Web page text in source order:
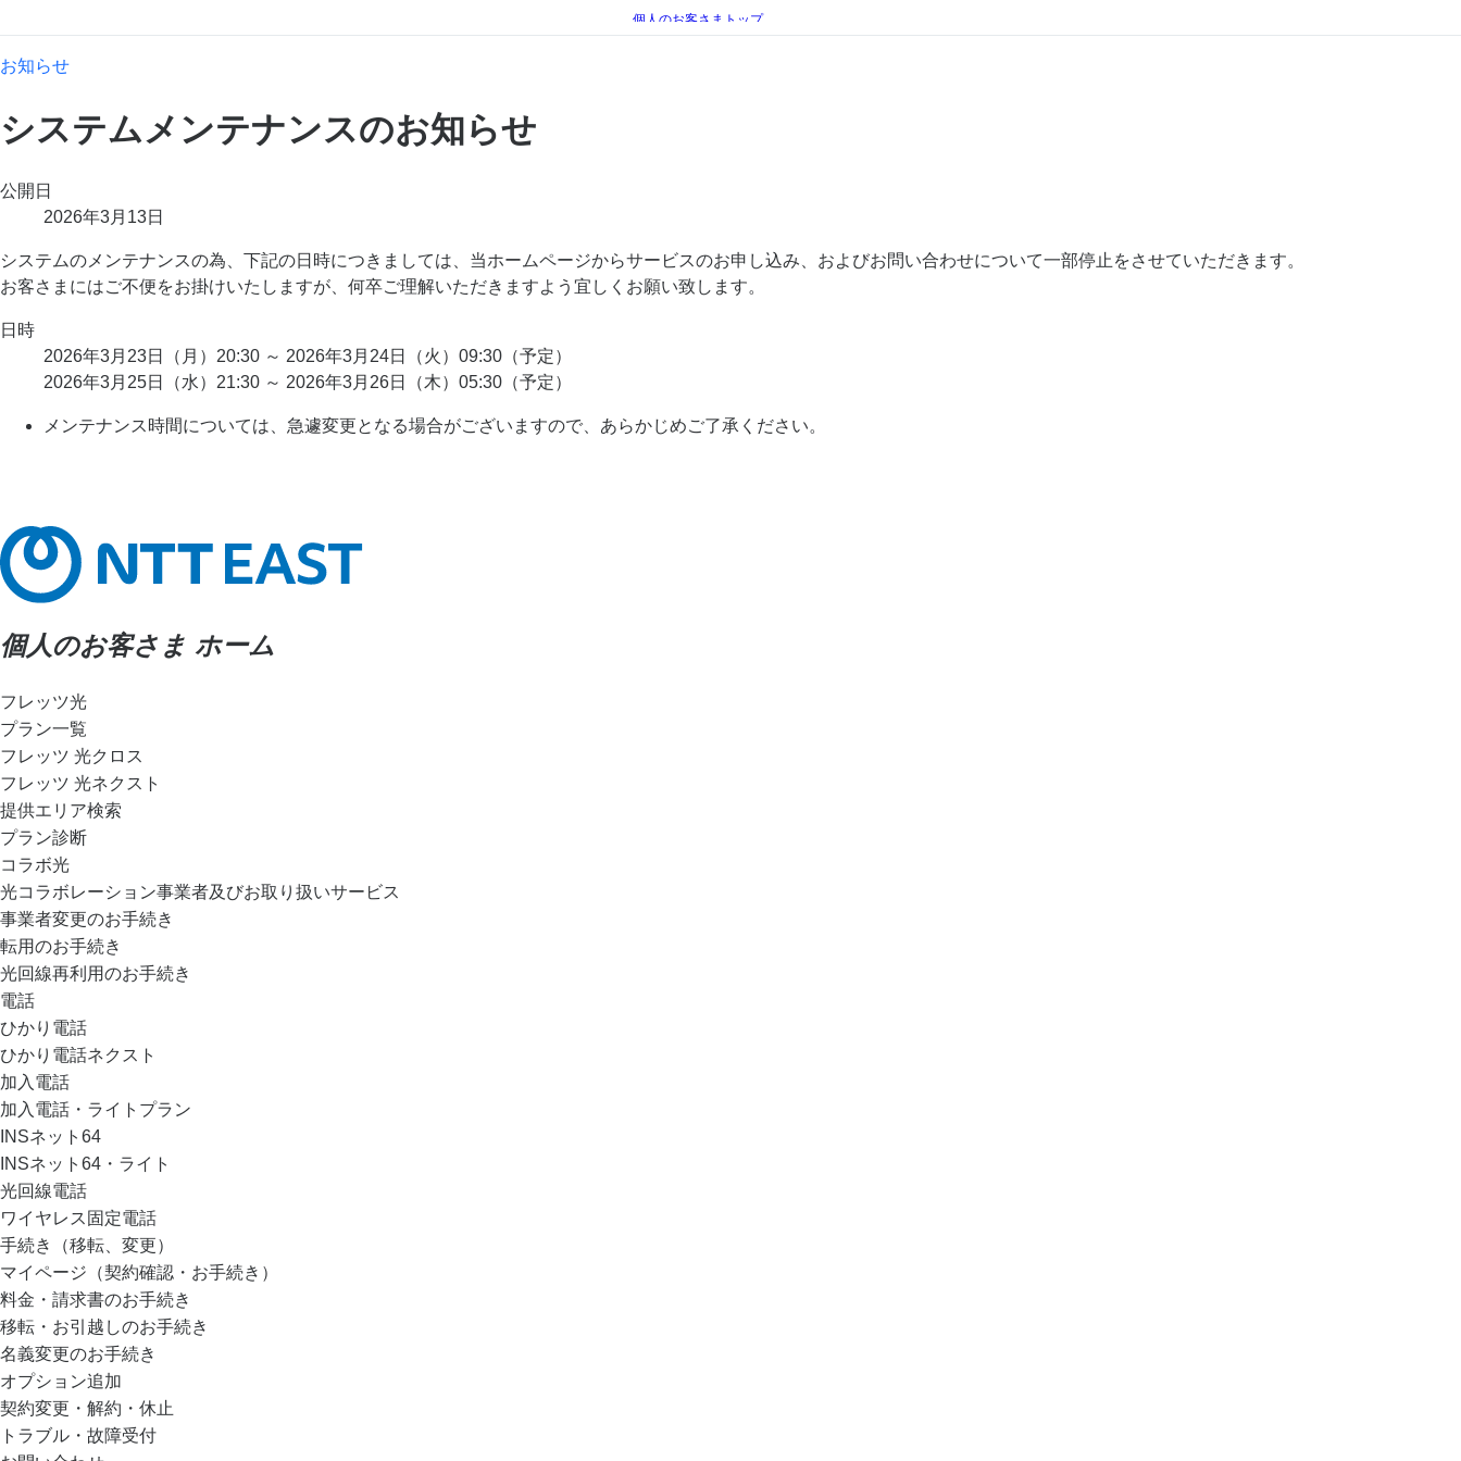
個人のお客さまトップ
お知らせ
お知らせ
システムメンテナンスのお知らせ
公開日
2026年3月13日
システムのメンテナンスの為、下記の日時につきましては、当ホームページからサービスのお申し込み、およびお問い合わせについて一部停止をさせていただきます。
お客さまにはご不便をお掛けいたしますが、何卒ご理解いただきますよう宜しくお願い致します。
日時
2026年3月23日（月）20:30 ～ 2026年3月24日（火）09:30（予定）
2026年3月25日（水）21:30 ～ 2026年3月26日（木）05:30（予定）
メンテナンス時間については、急遽変更となる場合がございますので、あらかじめご了承ください。
個人のお客さま ホーム
フレッツ光
プラン一覧
フレッツ 光クロス
フレッツ 光ネクスト
提供エリア検索
プラン診断
コラボ光
光コラボレーション事業者及びお取り扱いサービス
事業者変更のお手続き
転用のお手続き
光回線再利用のお手続き
電話
ひかり電話
ひかり電話ネクスト
加入電話
加入電話・ライトプラン
INSネット64
INSネット64・ライト
光回線電話
ワイヤレス固定電話
手続き（移転、変更）
マイページ（契約確認・お手続き）
料金・請求書のお手続き
移転・お引越しのお手続き
名義変更のお手続き
オプション追加
契約変更・解約・休止
トラブル・故障受付